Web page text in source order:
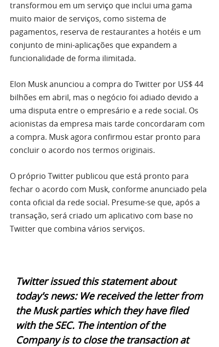
transformou em um serviço que inclui uma gama
muito maior de serviços, como sistema de
pagamentos, reserva de restaurantes a hotéis e um
conjunto de mini-aplicações que expandem a
funcionalidade de forma ilimitada.
Elon Musk anunciou a compra do Twitter por US$ 44
bilhões em abril, mas o negócio foi adiado devido a
uma disputa entre o empresário e a rede social. Os
acionistas da empresa mais tarde concordaram com
a compra. Musk agora confirmou estar pronto para
concluir o acordo nos termos originais.
O próprio Twitter publicou que está pronto para
fechar o acordo com Musk, conforme anunciado pela
conta oficial da rede social. Presume-se que, após a
transação, será criado um aplicativo com base no
Twitter que combina vários serviços.
Twitter issued this statement about
today's news: We received the letter from
the Musk parties which they have filed
with the SEC. The intention of the
Company is to close the transaction at